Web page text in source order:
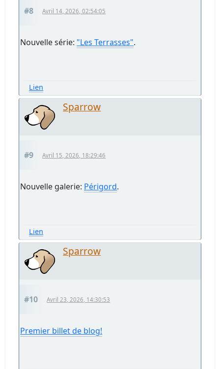
#8 Avril 14, 2026, 02:54:05
Nouvelle série: "Les Terrasses".
Lien
Sparrow
#9 Avril 15, 2026, 18:29:46
Nouvelle galerie: Périgord.
Lien
Sparrow
#10 Avril 23, 2026, 14:30:53
Premier billet de blog!